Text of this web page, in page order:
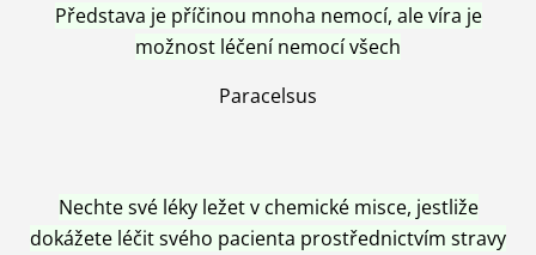
Představa je příčinou mnoha nemocí, ale víra je
možnost léčení nemocí všech
Paracelsus
Nechte své léky ležet v chemické misce, jestliže
dokážete léčit svého pacienta prostřednictvím stravy